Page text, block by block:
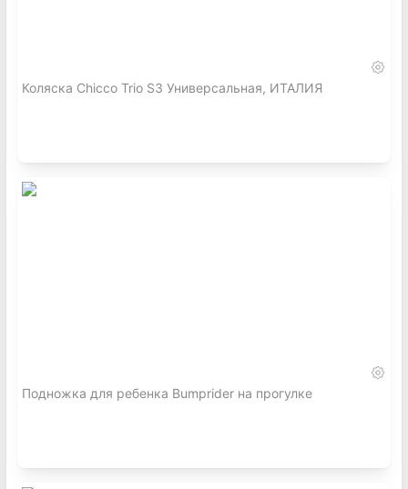
Коляска Chicco Trio S3 Универсальная, ИТАЛИЯ
Подножка для ребенка Bumprider на прогулке